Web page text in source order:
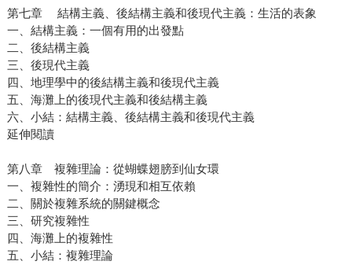
第七章 結構主義、後結構主義和後現代主義：生活的表象
一、結構主義：一個有用的出發點
二、後結構主義
三、後現代主義
四、地理學中的後結構主義和後現代主義
五、海灘上的後現代主義和後結構主義
六、小結：結構主義、後結構主義和後現代主義
延伸閱讀
第八章 複雜理論：從蝴蝶翅膀到仙女環
一、複雜性的簡介：湧現和相互依賴
二、關於複雜系統的關鍵概念
三、研究複雜性
四、海灘上的複雜性
五、小結：複雜理論